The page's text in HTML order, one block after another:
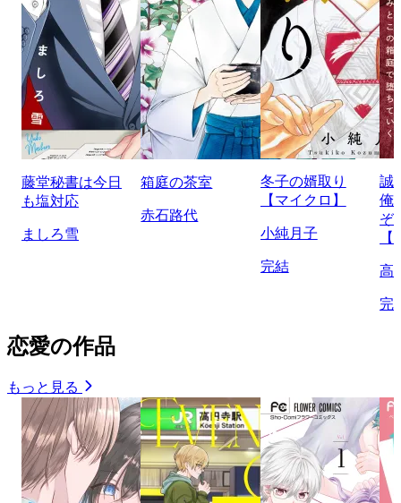
藤堂秘書は今日
も塩対応
ましろ雪
箱庭の茶室
赤石路代
冬子の婿取り
【マイクロ】
小純月子
完結
誠
俺
ぞ
高
完
恋愛の作品
もっと見る